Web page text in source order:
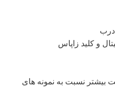
و کلید زاپاس
بیشتر نسبت به نمونه های